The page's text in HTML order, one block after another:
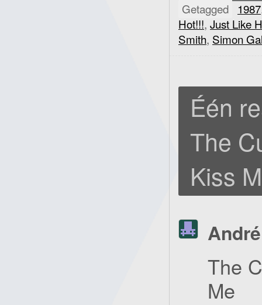
Getagged 1987
Hot!!!, Just Like
Smith, Simon
Één
The
Kiss
André
The
Me